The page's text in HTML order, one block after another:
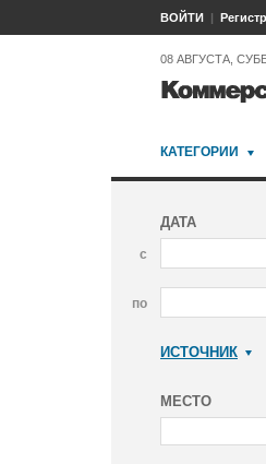
ВОЙТИ
08 АВГУСТА,
КАТЕГОРИИ
ДАТА
с
по
ИСТОЧНИК
МЕСТО